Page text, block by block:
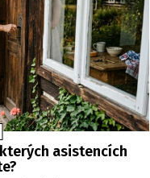
asistencích